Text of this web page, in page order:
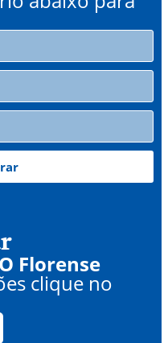
Florense
clique no